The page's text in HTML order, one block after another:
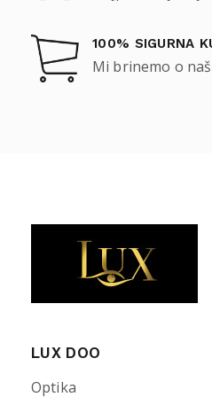
100% SIGURNA
Mi brinemo o
LUX DOO
Optika